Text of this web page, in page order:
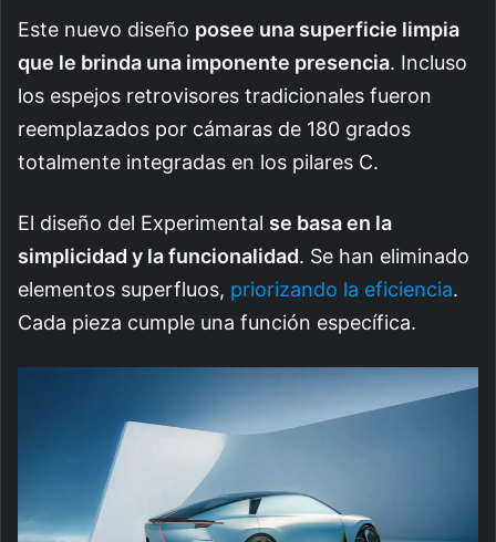
Este nuevo diseño posee una superficie limpia
que le brinda una imponente presencia. Incluso
los espejos retrovisores tradicionales fueron
reemplazados por cámaras de 180 grados
totalmente integradas en los pilares C.
El diseño del Experimental se basa en la
simplicidad y la funcionalidad. Se han eliminado
elementos superfluos, priorizando la eficiencia.
Cada pieza cumple una función específica.